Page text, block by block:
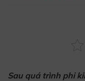
Sau quá trình phi